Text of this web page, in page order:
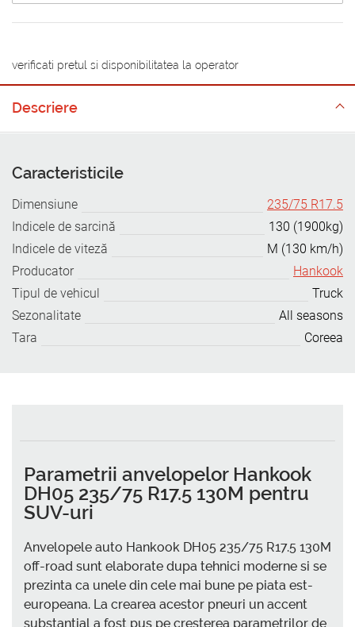
verificati pretul si disponibilitatea la operator
Descriere
Caracteristicile
Dimensiune
235/75 R17.5
Indicele de sarcină
130 (1900kg)
Indicele de viteză
M (130 km/h)
Producator
Hankook
Tipul de vehicul
Truck
Sezonalitate
All seasons
Tara
Coreea
Parametrii anvelopelor Hankook
DH05 235/75 R17.5 130M pentru
SUV-uri
Anvelopele auto Hankook DH05 235/75 R17.5 130M
off-road sunt elaborate dupa tehnici moderne si se
prezinta ca unele din cele mai bune pe piata est-
europeana. La crearea acestor pneuri un accent
substantial a fost pus pe cresterea parametrilor de